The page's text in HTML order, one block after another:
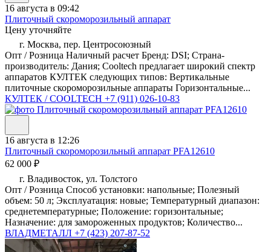
16 августа в 09:42
Плиточный скороморозильный аппарат
Цену уточняйте
г. Москва, пер. Центросоюзный
Опт / Розница Наличный расчет Бренд: DSI; Страна-
производитель: Дания; Cooltech предлагает широкий спектр
аппаратов КУЛТЕК следующих типов: Вертикальные
плиточные скороморозильные аппараты Горизонтальные...
КУЛТЕК / COOLTECH +7 (911) 026-10-83
16 августа в 12:26
Плиточный скороморозильный аппарат PFA12610
62 000 ₽
г. Владивосток, ул. Толстого
Опт / Розница Способ установки: напольные; Полезный
объем: 50 л; Эксплуатация: новые; Температурный диапазон:
среднетемпературные; Положение: горизонтальные;
Назначение: для замороженных продуктов; Количество...
ВЛАДМЕТАЛЛ +7 (423) 207-87-52